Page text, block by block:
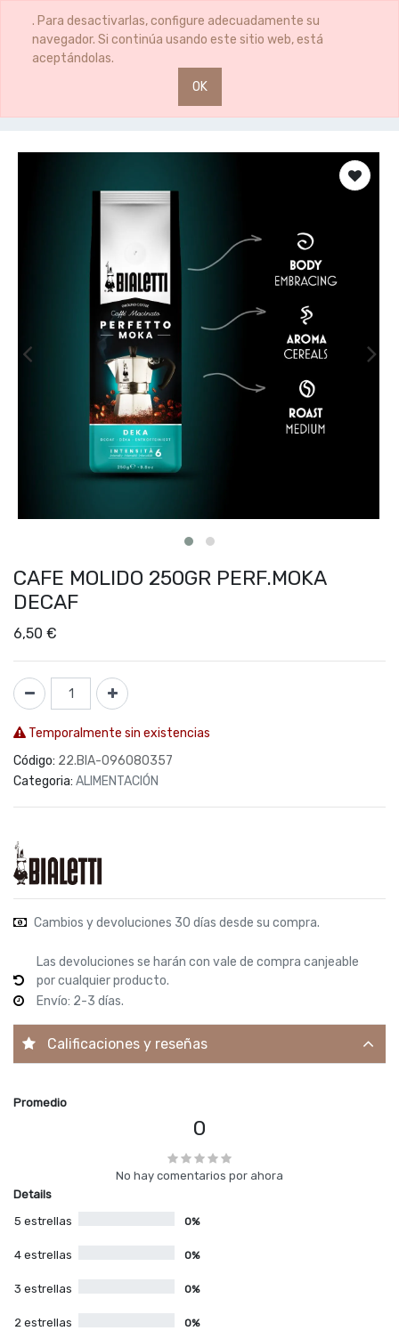
. Para desactivarlas, configure adecuadamente su
navegador. Si continúa usando este sitio web, está
aceptándolas.
OK
0 0
CAFE MOLIDO 250GR PERF.MOKA DECAF
CAFE MOLIDO 250GR PERF.MOKA
DECAF
6,50 €
Temporalmente sin existencias
Código: 22.BIA-096080357
Categoria: ALIMENTACIÓN
Cambios y devoluciones 30 días desde su compra.
Las devoluciones se harán con vale de compra canjeable
por cualquier producto.
Envío: 2-3 días.
Calificaciones y reseñas
Promedio
0
No hay comentarios por ahora
Details
5 estrellas
0%
4 estrellas 0%
3 estrellas 0%
2 estrellas 0%